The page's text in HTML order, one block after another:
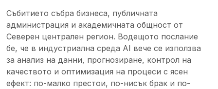
Събитието събра бизнеса, публичната
администрация и академичната общност от
Северен централен регион. Водещото послание
бе, че в индустриална среда AI вече се използва
за анализ на данни, прогнозиране, контрол на
качеството и оптимизация на процеси с ясен
ефект: по-малко престои, по-нисък брак и по-